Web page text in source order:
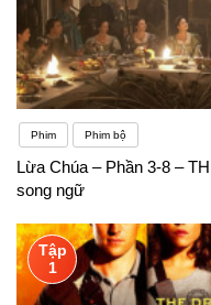
Phim Phim bộ
Lừa Chúa – Phần 3-8 –
song ngữ
Tập
1